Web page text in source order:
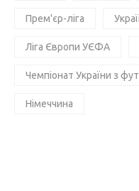
Прем'єр-ліга
Ліга Європи УЄФА
Чемпіонат України з
Німеччина